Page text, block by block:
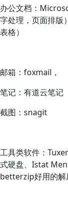
办公文档：
字处理，页面排
表格）
邮箱：foxmail，
笔记：有道云笔记
截图：snagit
工具类软件：
式硬盘、Istat
betterzip好用的解